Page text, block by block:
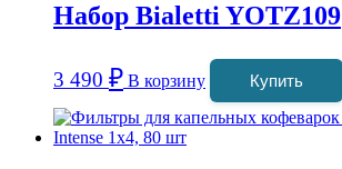
Набор Bialetti YOTZ109
3 490 ₽ В корзину Купить